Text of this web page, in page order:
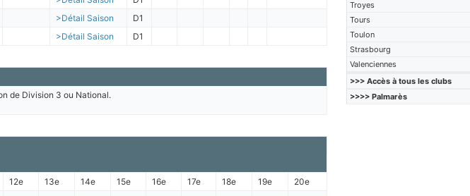
Troyes
Tours
Toulon
Strasbourg
Valenciennes
>>> Accès à tous les clubs
>>>> Palmarès
>Détail Saison
D1
>Détail Saison D1
de Division 3 ou National.
12e 13e 14e 15e 16e 17e 18e 19e 20e